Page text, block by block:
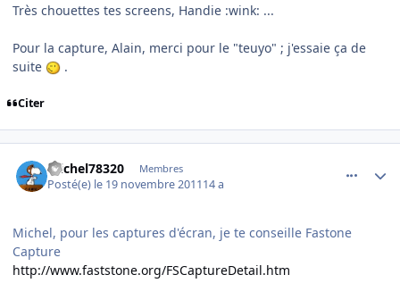
Très chouettes tes screens, Handie :wink: ...
Pour la capture, Alain, merci pour le "teuyo" ; j'essaie ça de
suite
.
Citer
michel78320 Membres
Posté(e) le 19 novembre 201114 a
Michel, pour les captures d'écran, je te conseille Fastone
Capture
http://www.faststone.org/FSCaptureDetail.htm